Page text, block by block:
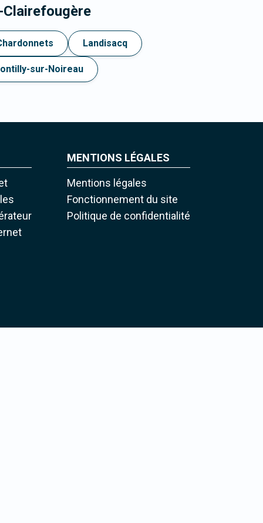
Landisacq
sur-Noireau
MENTIONS LÉGALES
Mentions légales
Fonctionnement du site
Politique de confidentialité